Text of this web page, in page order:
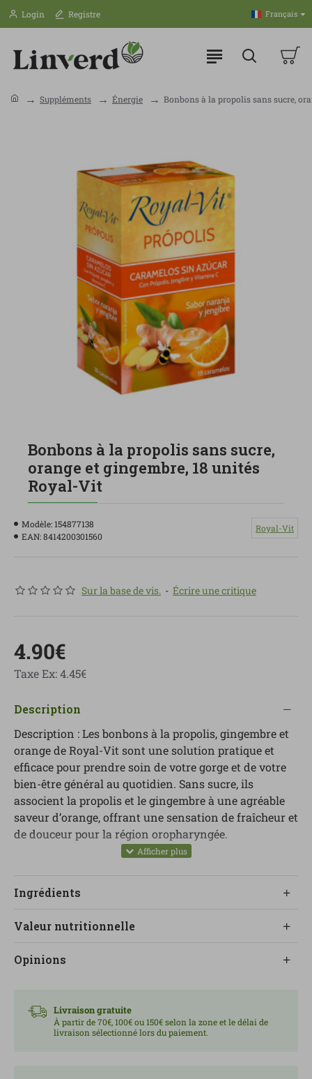
Login Registre Français
Suppléments Énergie Bonbons à la propolis sans sucre,
Bonbons à la propolis sans sucre,
orange et gingembre, 18 unités
Royal-Vit
Modèle:154877138
EAN:8414200301560
Royal-Vit
Sur la base de vis. - Écrire une critique
4.90€
Taxe Ex: 4.45€
Livraison gratuite
À partir de 70€, 100€ ou 150€ selon la zone et le délai de
livraison sélectionné lors du paiement.
Description
Description : Les bonbons à la propolis, gingembre et
orange de Royal-Vit sont une solution pratique et
efficace pour prendre soin de votre gorge et de votre
bien-être général au quotidien. Sans sucre, ils
associent la propolis et le gingembre à une agréable
saveur d’orange, offrant une sensation de fraîcheur et
de douceur pour la région oropharyngée.
immunitaire. Ils constituent ainsi un allié précieux,
lorsque vous souhaitez renforcer vos défenses
bouche. Une consommation excessive peut avoir un
effet laxatif. Ce produit est déconseillé aux enfants de
Ingrédients
Valeur nutritionnelle
Opinions